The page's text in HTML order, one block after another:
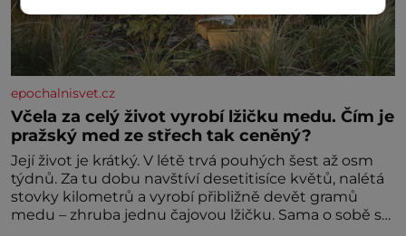
epochalnisvet.cz
Včela za celý život vyrobí lžičku medu. Čím je
pražský med ze střech tak ceněný?
Její život je krátký. V létě trvá pouhých šest až osm
týdnů. Za tu dobu navštíví desetitisíce květů, nalétá
stovky kilometrů a vyrobí přibližně devět gramů
medu – zhruba jednu čajovou lžičku. Sama o sobě se